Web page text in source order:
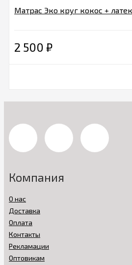
Матрас Эко круг кокос +
2 500 ₽
Компания
О нас
Доставка
Оплата
Контакты
Рекламации
Оптовикам